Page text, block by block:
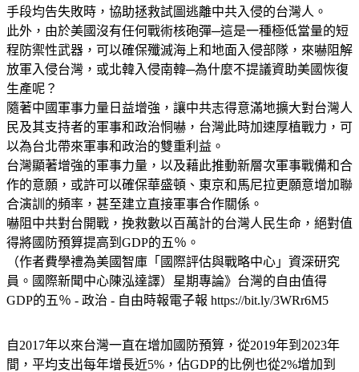
手段均告失敗時，協助拯救試圖逃離中共入侵的台灣人。
此外，由於美國沒有任何戰術核砲彈─這是一種極低當量的短
程防禦性武器，可以確保殲滅海上和地面入侵部隊，來嚇阻解
放軍入侵台灣，或北韓入侵南韓─為什麼不提議資助美國恢復
生產呢？
隨著中國軍事力量日益增強，讓中共志得意滿地擴大對台灣人
民及其支持者的軍事和政治恫嚇，台灣此時加速厚植戰力，可
以為台北帶來軍事和政治的雙重利益。
台灣顯著增強的軍事力量，以及藉此推動新層次軍事戰備和合
作的意願，或許可以確保華盛頓、東京和馬尼拉更願意增加聯
合演訓的頻率，甚至建立直接軍事合作關係。
嚇阻中共對台開戰，挽救數以百萬計的台灣人民生命，絕對值
得將國防預算提高到GDP的五％。
（作者費學禮為美國智庫「國際評估與戰略中心」資深研究
員。國際新聞中心陳泓達譯）星期專論》台灣的自由值得
GDP的五％ - 政治 - 自由時報電子報 https://bit.ly/3WRr6M5
自2017年以來台灣一直在增加國防預算，從2019年到2023年
間，平均支出每年增長近5%，佔GDP的比例也從2%增加到